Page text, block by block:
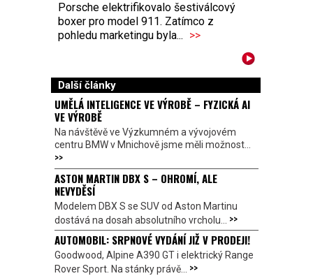
Porsche elektrifikovalo šestiválcový
boxer pro model 911. Zatímco z
pohledu marketingu byla... >>
Další články
UMĚLÁ INTELIGENCE VE VÝROBĚ – FYZICKÁ AI
VE VÝROBĚ
Na návštěvě ve Výzkumném a vývojovém
centru BMW v Mnichově jsme měli možnost...
>>
ASTON MARTIN DBX S – OHROMÍ, ALE
NEVYDĚSÍ
Modelem DBX S se SUV od Aston Martinu
dostává na dosah absolutního vrcholu... >>
AUTOMOBIL: SRPNOVÉ VYDÁNÍ JIŽ V PRODEJI!
Goodwood, Alpine A390 GT i elektrický Range
Rover Sport. Na stánky právě... >>